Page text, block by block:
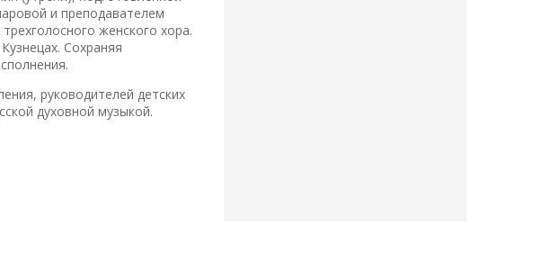
и преподавателем
женского хора.
Сохраняя
руководителей детских
духовной музыкой.